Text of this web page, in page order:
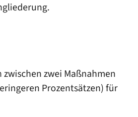
zwei Maßnahmen
Prozentsätzen) für